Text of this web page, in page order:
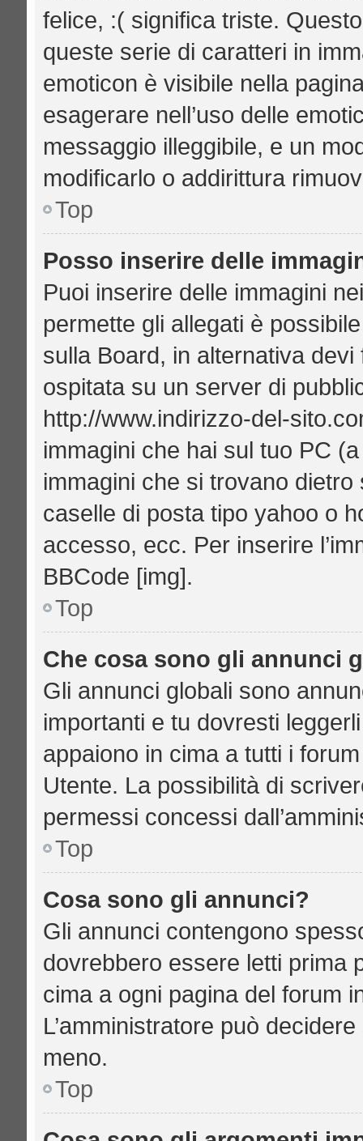
felice, :( significa triste.
queste serie di caratteri in
emoticon è visibile nella
esagerare nell’uso delle
messaggio illeggibile, e un
modificarlo o addirittura
Top
Posso inserire delle
Puoi inserire delle immagini
permette gli allegati è
sulla Board, in alternativa devi
ospitata su un server di
http://www.indirizzo-del-
immagini che hai sul tuo PC
immagini che si trovano
caselle di posta tipo yahoo o
accesso, ecc. Per inserire
BBCode [img].
Top
Che cosa sono gli annunci
Gli annunci globali sono
importanti e tu dovresti
appaiono in cima a tutti i
Utente. La possibilità di
permessi concessi
Top
Cosa sono gli annunci?
Gli annunci contengono
dovrebbero essere letti prima
cima a ogni pagina del forum
L’amministratore può
meno.
Top